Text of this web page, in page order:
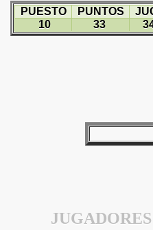
PUESTO
PUNTOS
10
33